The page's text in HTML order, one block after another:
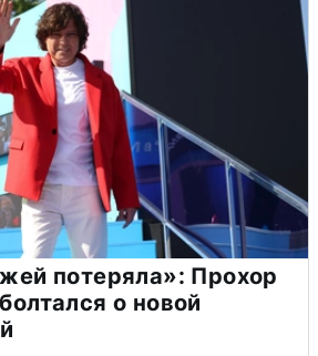
потеряла»: Прохор
о новой